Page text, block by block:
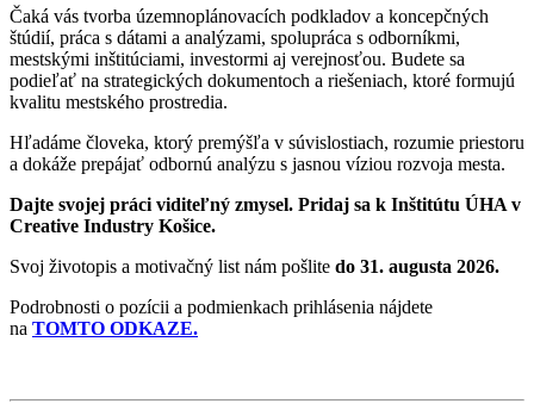
Čaká vás tvorba územnoplánovacích podkladov a koncepčných
štúdií, práca s dátami a analýzami, spolupráca s odborníkmi,
mestskými inštitúciami, investormi aj verejnosťou. Budete sa
podieľať na strategických dokumentoch a riešeniach, ktoré formujú
kvalitu mestského prostredia.
Hľadáme človeka, ktorý premýšľa v súvislostiach, rozumie priestoru
a dokáže prepájať odbornú analýzu s jasnou víziou rozvoja mesta.
Dajte svojej práci viditeľný zmysel. Pridaj sa k Inštitútu ÚHA v
Creative Industry Košice.
Svoj životopis a motivačný list nám pošlite do 31. augusta 2026.
Podrobnosti o pozícii a podmienkach prihlásenia nájdete
na TOMTO ODKAZE.